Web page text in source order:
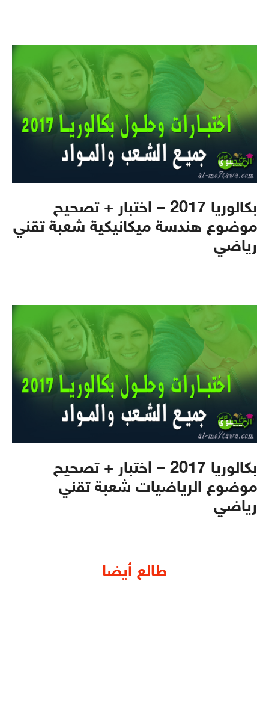
بكالوريا 2017 – اختبار + تصحيح
موضوع هندسة ميكانيكية شعبة تقني
رياضي
بكالوريا 2017 – اختبار + تصحيح
موضوع الرياضيات شعبة تقني
رياضي
طالع أيضا